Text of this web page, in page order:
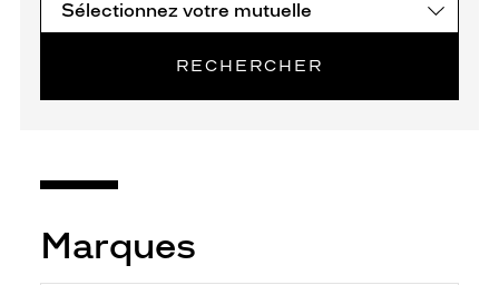
RECHERCHER
Marques